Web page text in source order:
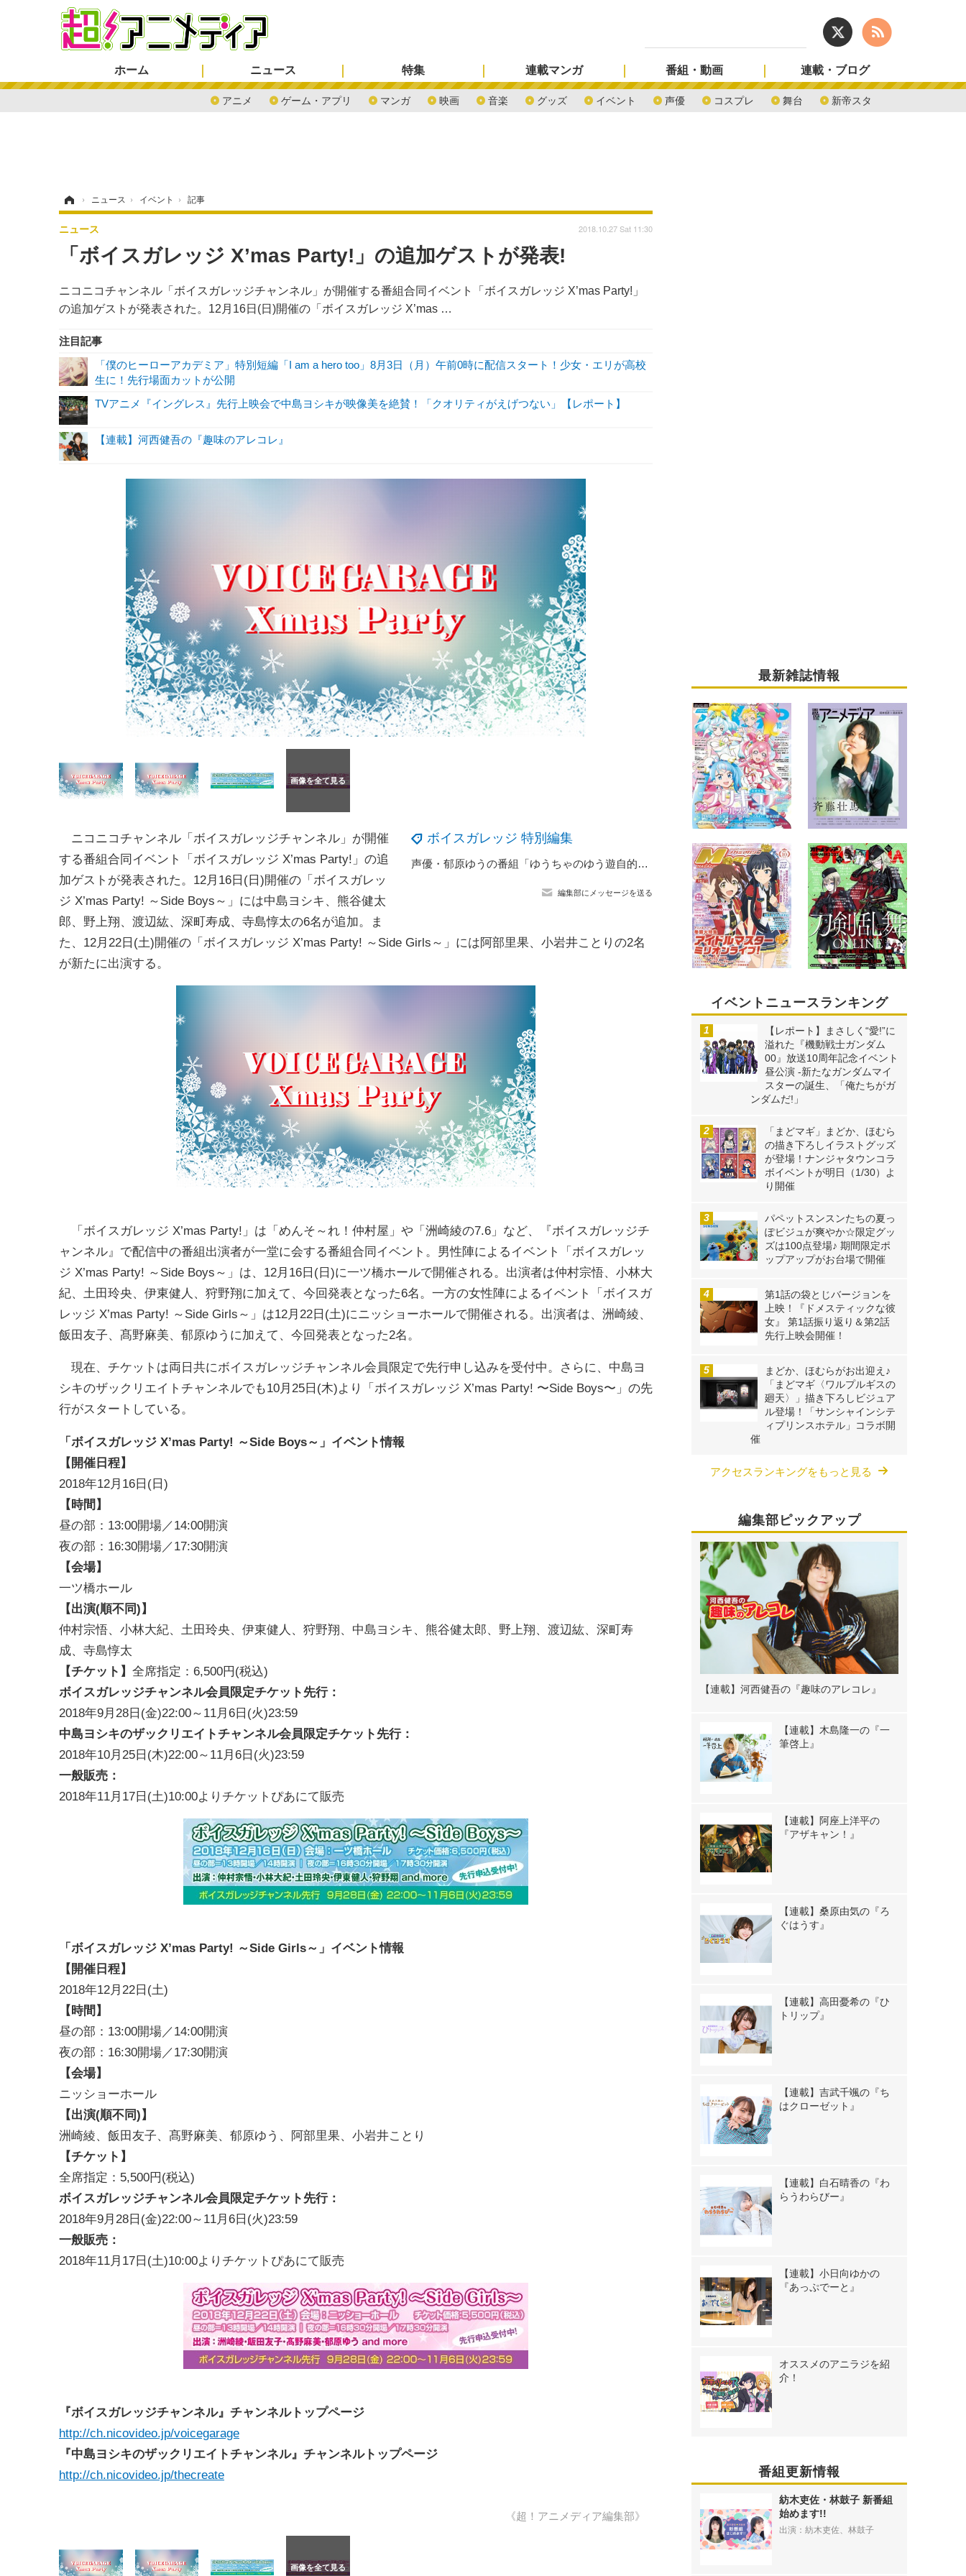
ホーム ニュース
アニメ ゲーム・アプリ マンガ 映画 音楽 グッズ イベント 声優 コスプレ 舞台 新帝スタ
特集 連載マンガ 番組・動画 連載・ブログ
› ニュース › イベント › 記事
「ボイスガレッジ X’mas Party!」の追加ゲストが発表!
ニコニコチャンネル「ボイスガレッジチャンネル」が開催する番組合同イベント「ボイスガレッジ X’mas Party!」
の追加ゲストが発表された。12月16日(日)開催の「ボイスガレッジ X’mas …
ニュース 2018.10.27 Sat 11:30
注目記事
「僕のヒーローアカデミア」特別短編「I am a hero too」8月3日（月）午前0時に配信スタート！少女・エリが高校
生に！先行場面カットが公開
TVアニメ『イングレス』先行上映会で中島ヨシキが映像美を絶賛！「クオリティがえげつない」【レポート】
【連載】河西健吾の『趣味のアレコレ』
ボイスガレッジ 特別編集
声優・郁原ゆうの番組「ゆうちゃのゆう遊自的」イベントに伊藤美来、種田梨沙、角元明日香が出演
編集部にメッセージを送る
ニコニコチャンネル「ボイスガレッジチャンネル」が開催
する番組合同イベント「ボイスガレッジ X’mas Party!」の追
加ゲストが発表された。12月16日(日)開催の「ボイスガレッ
ジ X’mas Party! ～Side Boys～」には中島ヨシキ、熊谷健太
郎、野上翔、渡辺紘、深町寿成、寺島惇太の6名が追加。ま
た、12月22日(土)開催の「ボイスガレッジ X’mas Party! ～Side Girls～」には阿部里果、小岩井ことりの2名
が新たに出演する。
「ボイスガレッジ X’mas Party!」は「めんそ～れ！仲村屋」や「洲崎綾の7.6」など、『ボイスガレッジチ
ャンネル』で配信中の番組出演者が一堂に会する番組合同イベント。男性陣によるイベント「ボイスガレッ
ジ X’mas Party! ～Side Boys～」は、12月16日(日)に一ツ橋ホールで開催される。出演者は仲村宗悟、小林大
紀、土田玲央、伊東健人、狩野翔に加えて、今回発表となった6名。一方の女性陣によるイベント「ボイスガ
レッジ X’mas Party! ～Side Girls～」は12月22日(土)にニッショーホールで開催される。出演者は、洲崎綾、
飯田友子、髙野麻美、郁原ゆうに加えて、今回発表となった2名。
現在、チケットは両日共にボイスガレッジチャンネル会員限定で先行申し込みを受付中。さらに、中島ヨ
シキのザックリエイトチャンネルでも10月25日(木)より「ボイスガレッジ X’mas Party! 〜Side Boys〜」の先
行がスタートしている。
「ボイスガレッジ X’mas Party! ～Side Boys～」イベント情報
【開催日程】
2018年12月16日(日)
【時間】
昼の部：13:00開場／14:00開演
夜の部：16:30開場／17:30開演
【会場】
一ツ橋ホール
【出演(順不同)】
仲村宗悟、小林大紀、土田玲央、伊東健人、狩野翔、中島ヨシキ、熊谷健太郎、野上翔、渡辺紘、深町寿
成、寺島惇太
【チケット】 全席指定：6,500円(税込)
ボイスガレッジチャンネル会員限定チケット先行：
2018年9月28日(金)22:00～11月6日(火)23:59
中島ヨシキのザックリエイトチャンネル会員限定チケット先行：
2018年10月25日(木)22:00～11月6日(火)23:59
一般販売：
2018年11月17日(土)10:00よりチケットぴあにて販売
「ボイスガレッジ X’mas Party! ～Side Girls～」イベント情報
【開催日程】
2018年12月22日(土)
【時間】
昼の部：13:00開場／14:00開演
夜の部：16:30開場／17:30開演
【会場】
ニッショーホール
【出演(順不同)】
洲崎綾、飯田友子、髙野麻美、郁原ゆう、阿部里果、小岩井ことり
【チケット】
全席指定：5,500円(税込)
ボイスガレッジチャンネル会員限定チケット先行：
2018年9月28日(金)22:00～11月6日(火)23:59
一般販売：
2018年11月17日(土)10:00よりチケットぴあにて販売
『ボイスガレッジチャンネル』チャンネルトップページ
http://ch.nicovideo.jp/voicegarage
『中島ヨシキのザックリエイトチャンネル』チャンネルトップページ
http://ch.nicovideo.jp/thecreate
《超！アニメディア編集部》
最新雑誌情報
イベントニュースランキング
【レポート】まさしく“愛!”に
溢れた『機動戦士ガンダム
00』放送10周年記念イベント
昼公演 -新たなガンダムマイ
スターの誕生、「俺たちがガ
ンダムだ!」
「まどマギ」まどか、ほむら
の描き下ろしイラストグッズ
が登場！ナンジャタウンコラ
ボイベントが明日（1/30）よ
り開催
パペットスンスンたちの夏っ
ぽビジュが爽やか☆限定グッ
ズは100点登場♪ 期間限定ポ
ップアップがお台場で開催
第1話の袋とじバージョンを
上映！『ドメスティックな彼
女』 第1話振り返り＆第2話
先行上映会開催！
まどか、ほむらがお出迎え♪
「まどマギ〈ワルプルギスの
廻天〉」描き下ろしビジュア
ル登場！「サンシャインシテ
ィプリンスホテル」コラボ開
催
アクセスランキングをもっと見る
編集部ピックアップ
【連載】河西健吾の『趣味のアレコレ』
【連載】木島隆一の『一
筆啓上』
【連載】阿座上洋平の
『アザキャン！』
【連載】桑原由気の『ろ
ぐはうす』
【連載】高田憂希の『ひ
トリップ』
【連載】吉武千颯の『ち
はクローゼット』
【連載】白石晴香の『わ
らうわらびー』
【連載】小日向ゆかの
『あっぷでーと』
オススメのアニラジを紹
介！
番組更新情報
紡木吏佐・林鼓子 新番組
始めます!!
出演：紡木吏佐、林鼓子